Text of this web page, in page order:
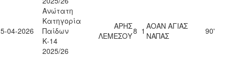
04-2026
Ανώτατη
Κατηγορία
Παίδων
Κ-14
2025/26
ΑΡΗΣ
ΛΕΜΕΣΟΥ8 1 ΑΟΑΝ ΑΓΙΑΣ
ΝΑΠΑΣ
90'